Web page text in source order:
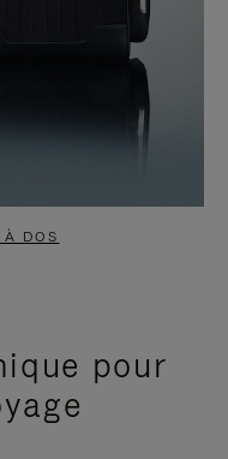
DOS
pour